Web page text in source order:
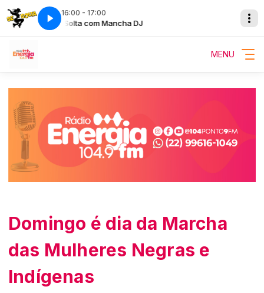
16:00 - 17:00
Se Solta com Mancha DJ
MENU
Domingo é dia da Marcha
das Mulheres Negras e
Indígenas